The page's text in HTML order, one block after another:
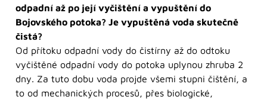
odpadní až po její vyčištění a vypuštění do
Bojovského potoka? Je vypuštěná voda skutečně
čistá?
Od přítoku odpadní vody do čistírny až do odtoku
vyčištěné odpadní vody do potoka uplynou zhruba 2
dny. Za tuto dobu voda projde všemi stupni čištění, a
to od mechanických procesů, přes biologické,